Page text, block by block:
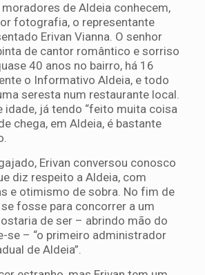
de Aldeia conhecem,
fotografia, o representante
Erivan Vianna. O senhor
de cantor romântico e sorriso
40 anos no bairro, há 16
o Informativo Aldeia, e todo
seresta num restaurante local.
idade, já tendo “feito muita coisa
chega, em Aldeia, é bastante
Erivan conversou conosco
diz respeito a Aldeia, com
e otimismo de sobra. No fim de
fosse para concorrer a um
de ser – abrindo mão do
se – “o primeiro administrador
de Aldeia”.